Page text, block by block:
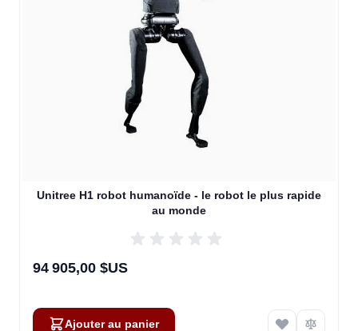
Unitree H1 robot humanoïde - le robot le plus rapide
au monde
94 905,00 $US
Ajouter au panier